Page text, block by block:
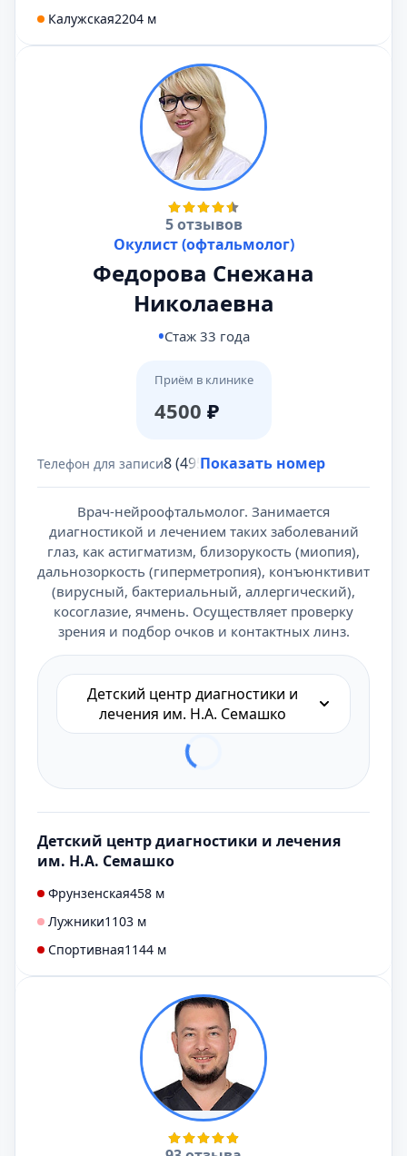
Калужская2204 м
5 отзывов
Окулист (офтальмолог)
Федорова Снежана
Николаевна
Стаж 33 года
Приём в клинике
4500 ₽
Телефон для записи8 (495) 431-69-47
Показать номер
Врач-нейроофтальмолог. Занимается
диагностикой и лечением таких заболеваний
глаз, как астигматизм, близорукость (миопия),
дальнозоркость (гиперметропия), конъюнктивит
(вирусный, бактериальный, аллергический),
косоглазие, ячмень. Осуществляет проверку
зрения и подбор очков и контактных линз.
Детский центр диагностики и
лечения им. Н.А. Семашко
Детский центр диагностики и лечения
им. Н.А. Семашко
Фрунзенская458 м
Лужники1103 м
Спортивная1144 м